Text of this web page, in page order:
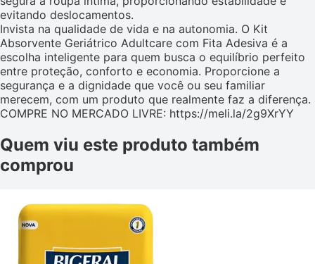
evitando deslocamentos.
Invista na qualidade de vida e na autonomia. O Kit
Absorvente Geriátrico Adultcare com Fita Adesiva é a
escolha inteligente para quem busca o equilíbrio perfeito
entre proteção, conforto e economia. Proporcione a
segurança e a dignidade que você ou seu familiar
merecem, com um produto que realmente faz a diferença.
COMPRE NO MERCADO LIVRE: https://meli.la/2g9XrYY
Quem viu este produto também
comprou